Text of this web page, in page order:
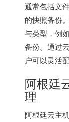
通常包括文
的快照备份
与类型，例
备份。通过
户可以灵活
阿根廷
理
阿根廷云主